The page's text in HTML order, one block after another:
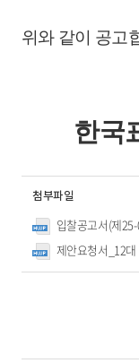
위와 같이 공고
한국
첨부파일
입찰공고서(제
제안요청서_12대 국가전략기